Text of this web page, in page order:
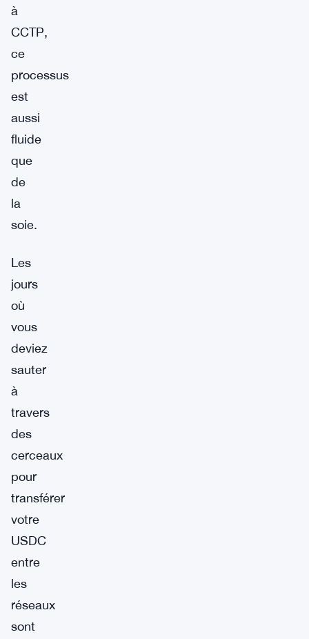
à
CCTP,
ce
processus
est
aussi
fluide
que
de
la
soie.
Les
jours
où
vous
deviez
sauter
à
travers
des
cerceaux
pour
transférer
votre
USDC
entre
les
réseaux
sont